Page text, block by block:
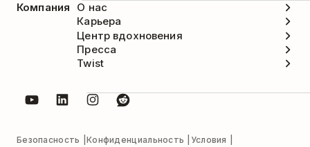
Компания
О нас
Карьера
Центр вдохновения
Пресса
Twist
Безопасность Конфиденциальность
Условия